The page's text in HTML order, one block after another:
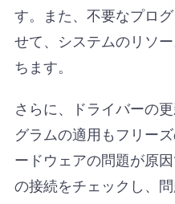
す。また、不要なプロ
せて、システムのリソ
ちます。
さらに、ドライバーの
グラムの適用もフリー
ードウェアの問題が原
の接続をチェックし、